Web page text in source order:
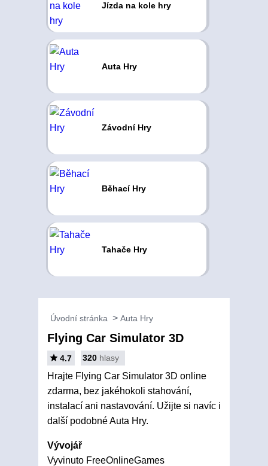
Jízda na kole hry
Auta Hry
Závodní Hry
Běhací Hry
Tahače Hry
Úvodní stránka Auta Hry
Flying Car Simulator 3D
4.7 320 hlasy
Hrajte Flying Car Simulator 3D online
zdarma, bez jakéhokoli stahování,
instalací ani nastavování. Užijte si navíc i
další podobné Auta Hry.
Vývojář
Vyvinuto FreeOnlineGames